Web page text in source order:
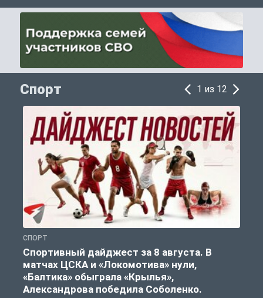
Спорт 1 из 12
СПОРТ
Спортивный дайджест за 8 августа. В
матчах ЦСКА и «Локомотива» нули,
«Балтика» обыграла «Крылья»,
Александрова победила Соболенко.